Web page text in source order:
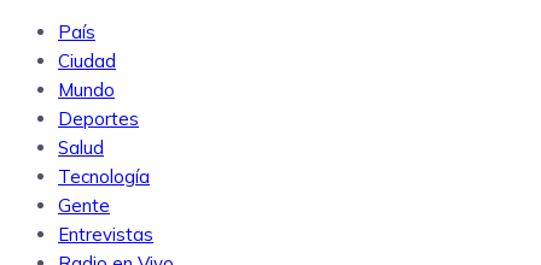
País
Ciudad
Mundo
Deportes
Salud
Tecnología
Gente
Entrevistas